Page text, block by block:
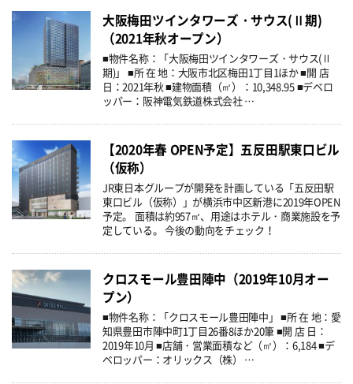
大阪梅田ツインタワーズ・サウス(Ⅱ期)
（2021年秋オープン）
■物件名称：「大阪梅田ツインタワーズ・サウス(Ⅱ
期)」 ■所 在 地：大阪市北区梅田1丁目1ほか ■開 店
日：2021年秋 ■建物面積（㎡）：10,348.95 ■デベロ
ッパー：阪神電気鉄道株式会社 …
【2020年春 OPEN予定】五反田駅東口ビル
（仮称）
JR東日本グループが開発を計画している「五反田駅
東口ビル（仮称）」が横浜市中区新港に2019年OPEN
予定。 面積は約957㎡、用途はホテル・商業施設を予
定している。 今後の動向をチェック！
クロスモール豊田陣中（2019年10月オー
プン）
■物件名称：「クロスモール豊田陣中」 ■所 在 地：愛
知県豊田市陣中町1丁目26番8ほか20筆 ■開 店 日：
2019年10月 ■店舗・営業面積など（㎡）：6,184 ■デ
ベロッパー：オリックス（株） …